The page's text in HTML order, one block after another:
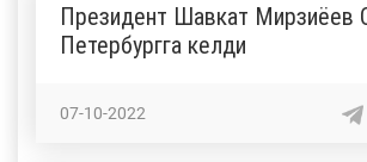
Президент Шавкат Мирзиёев
Петербургга келди
07-10-2022